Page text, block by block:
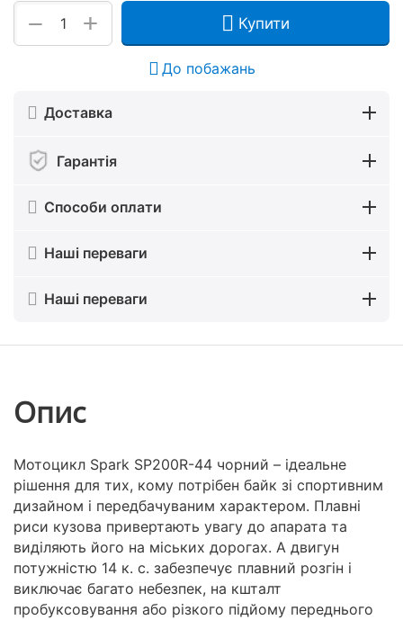
+
− Купити
До побажань
Доставка
Гарантія
Способи оплати
Наші переваги
Наші переваги
Опис
Мотоцикл Spark SP200R-44 чорний – ідеальне
рішення для тих, кому потрібен байк зі спортивним
дизайном і передбачуваним характером. Плавні
риси кузова привертають увагу до апарата та
виділяють його на міських дорогах. А двигун
потужністю 14 к. с. забезпечує плавний розгін і
виключає багато небезпек, на кшталт
пробуксовування або різкого підйому переднього